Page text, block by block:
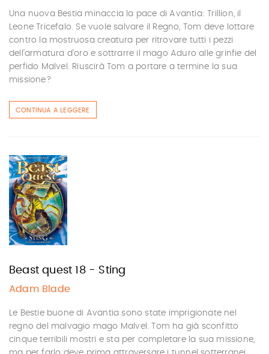
Una nuova Bestia minaccia la pace di Avantia: Trillion, il
Leone Tricefalo. Se vuole salvare il Regno, Tom deve lottare
contro la mostruosa creatura per ritrovare tutti i pezzi
dell’armatura d’oro e sottrarre il mago Aduro alle grinfie del
perfido Malvel. Riuscirà Tom a portare a termine la sua
missione?
CONTINUA A LEGGERE
Beast quest 18 - Sting
Adam Blade
Le Bestie buone di Avantia sono state imprigionate nel
regno del malvagio mago Malvel. Tom ha già sconfitto
cinque terribili mostri e sta per completare la sua missione,